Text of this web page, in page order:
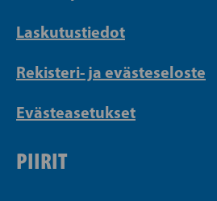
Laskutustiedot
Rekisteri- ja evästeseloste
Evästeasetukset
PIIRIT